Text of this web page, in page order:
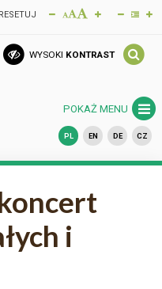
RESETUJ
WYSOKI KONTRAST
POKAŻ MENU
PL EN DE CZ
i